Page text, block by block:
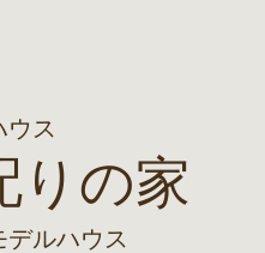
ウス
りの家
デルハウス